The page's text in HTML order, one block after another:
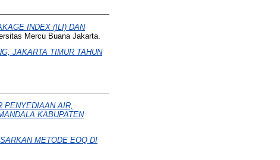
INDEX (ILI) DAN
Mercu Buana Jakarta.
JAKARTA TIMUR TAHUN
PENYEDIAAN AIR,
KABUPATEN
METODE EOQ DI